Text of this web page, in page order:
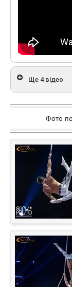
Ще 4 відео
Фото